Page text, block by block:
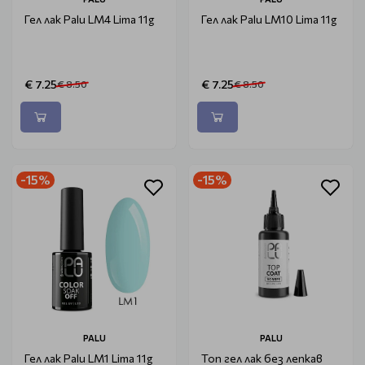
Гел лак Palu LM4 Lima 11g
€ 7.25€ 8.50
Гел лак Palu LM10 Lima 11g
€ 7.25€ 8.50
-15%
PALU
Гел лак Palu LM1 Lima 11g
-15%
PALU
Топ гел лак без лепкав